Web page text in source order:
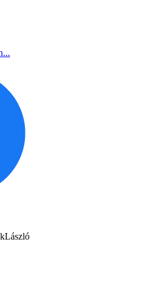
László